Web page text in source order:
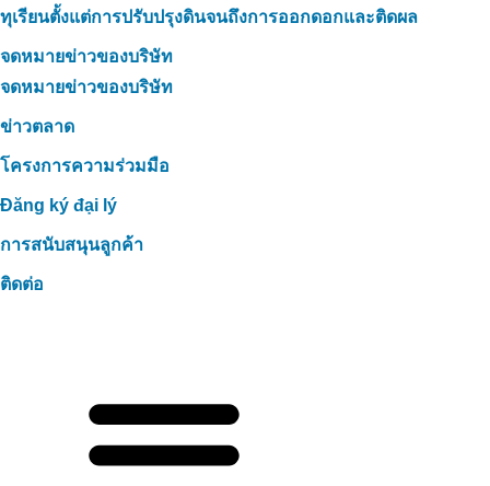
ทุเรียนตั้งแต่การปรับปรุงดินจนถึงการออกดอกและติดผล
จดหมายข่าวของบริษัท
จดหมายข่าวของบริษัท
ข่าวตลาด
โครงการความร่วมมือ
Đăng ký đại lý
การสนับสนุนลูกค้า
ติดต่อ